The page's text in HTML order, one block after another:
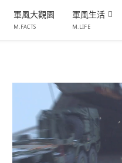
軍風大觀園
M.FACTS
軍風生活
M.LIFE